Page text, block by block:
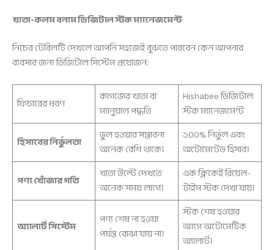
খাতা-কলম বনাম ডিজিটাল স্টক ম্যানেজমেন্ট
নিচের টেবিলটি দেখলে আপনি সহজেই বুঝতে পারবেন কেন আপনার
ব্যবসার জন্য ডিজিটাল সিস্টেম প্রয়োজন:
ফিচারের ধরণ
কাগজের খাতা বা
ম্যানুয়াল পদ্ধতি
Hishabee ডিজিটাল
স্টক ম্যানেজমেন্ট
হিসাবের নির্ভুলতা
ভুল হওয়ার সম্ভাবনা
অনেক বেশি থাকে।
১০০% নির্ভুল এবং
অটোমেটেড হিসাব।
পণ্য খোঁজার গতি
খাতা উল্টে দেখতে
অনেক সময় লাগে।
এক ক্লিকেই রিয়েল-
টাইম স্টক দেখা যায়।
অ্যালার্ট সিস্টেম
পণ্য শেষ না হওয়া
পর্যন্ত বোঝা যায় না।
স্টক শেষ হওয়ার
আগে অটোমেটিক
অ্যালার্ট।